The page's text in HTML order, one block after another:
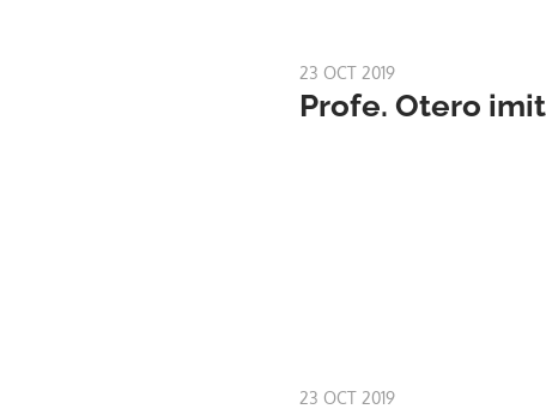
23 OCT 2019
Profe. Otero
23 OCT 2019